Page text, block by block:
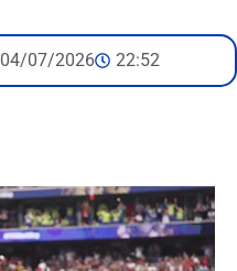
04/07/2026 22:52